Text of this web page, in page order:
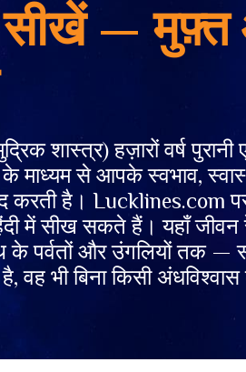
सीखें —
शास्त्र) हज़ारों वर्ष पुरानी
माध्यम से आपके स्वभाव,
करती है। Lucklines.com
में सीख सकते हैं। यहाँ जीवन
के पर्वतों और उंगलियों तक —
वह भी बिना किसी